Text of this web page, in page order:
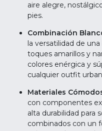
aire alegre,
pies.
Combinación
la versatilidad de
toques amarillos y
colores enérgica y
cualquier outfit
Materiales
con componentes
alta durabilidad para
combinados con un